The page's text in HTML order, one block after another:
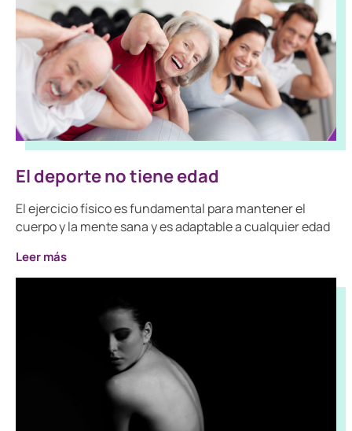
El deporte no tiene edad
El ejercicio físico es fundamental para mantener el
cuerpo y la mente sana y es adaptable a cualquier edad
Leer más